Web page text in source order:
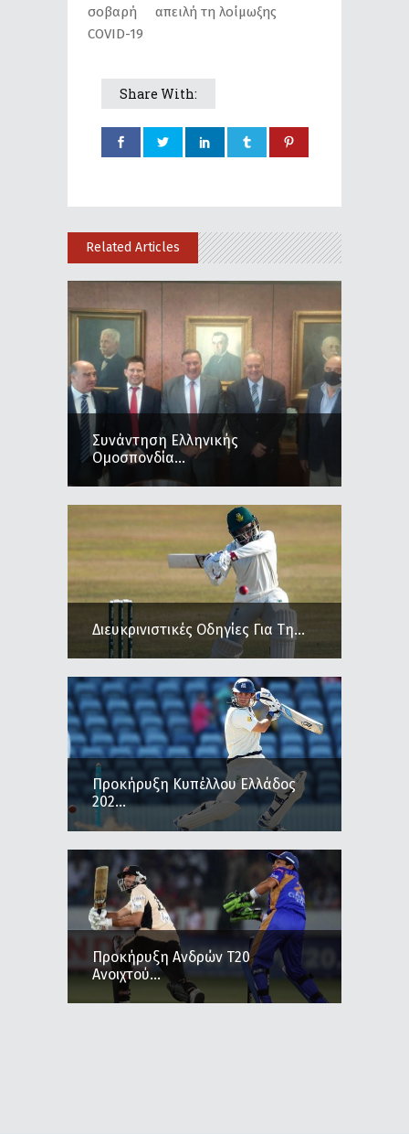
σοβαρή απειλή τη λοίμωξης
COVID-19
Share With:
Related Articles
Συνάντηση Ελληνικής
Ομοσπονδία...
Διευκρινιστικές Οδηγίες Για Τη...
Προκήρυξη Κυπέλλου Ελλάδος
202...
Προκήρυξη Ανδρών Τ20
Ανοιχτού...